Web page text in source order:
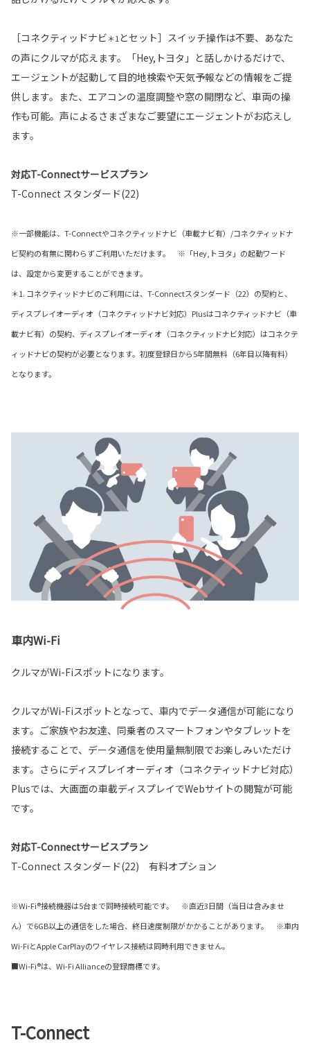
［コネクティッドナビ＊1 とセット］スイッチ操作は不要、あなた
の声にクルマが応えます。「Hey,トヨタ」と話しかけるだけで、
エージェントが起動して目的地検索や天気予報などの情報をご提
供します。また、エアコンの温度調整や窓の開閉など、車両の操
作も可能。声によるさまざまなご要望にエージェントがお応えし
ます。
対応T-Connectサービスプラン
T-Connect スタンダード(22)
※一部機能は、T-Connectやコネクティッドナビ（車載ナビ有）/コネクティッドナ
ビ契約の有無に関わらずご利用いただけます。 ※「Hey,トヨタ」の起動ワード
は、設定から変更することができます。
＊1. コネクティッドナビのご利用には、T-Connectスタンダード（22）の契約と、
ディスプレイオーディオ（コネクティッドナビ対応）Plusはコネクティッドナビ（車
載ナビ有）の契約、ディスプレイオーディオ（コネクティッドナビ対応）はコネクテ
ィッドナビの契約が必要となります。初度登録日から5年間無料（6年目以降有料）
となります。
車内Wi-Fi
クルマがWi-Fiスポットになります。
クルマがWi-Fiスポットとなって、車内でデータ通信が可能になり
ます。ご家族やお友達、同乗者のスマートフォンやタブレットを
接続することで、データ通信を使用量無制限でお楽しみいただけ
ます。さらにディスプレイオーディオ（コネクティッドナビ対応）
Plusでは、大画面の車載ディスプレイでWebサイトの閲覧が可能
です。
対応T-Connectサービスプラン
T-Connect スタンダード(22) 有料オプション
※Wi-Fi®接続機器は5台まで同時接続可能です。 ※直近3日間（当日は含みませ
ん）で6GB以上の通信をした場合、終日速度制限がかかることがあります。 ※車内
Wi-FiとApple CarPlayのワイヤレス接続は同時利用できません。
■Wi-Fi®は、Wi-Fi Allianceの登録商標です。
T-Connect